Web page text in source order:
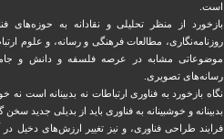
است.
بازخورد از منظر تحلیلی و نقادانه به حوزه‌های
روزنامه‌نگاری، ‏مطالعات فرهنگی و رسانه، و علوم
موضوعاتی مشابه در عرصه فلسفه و دانش و
رسانه‌های تصویری.
نگاه بازخورد به فناوری ارتباطات نه بدبینانه است نه
بدبینانه و خوشبینانه به فناوری باید از بدیلی جدید
‏فرایند طراحی فناوری، و نیز تغییر ارزش‌های